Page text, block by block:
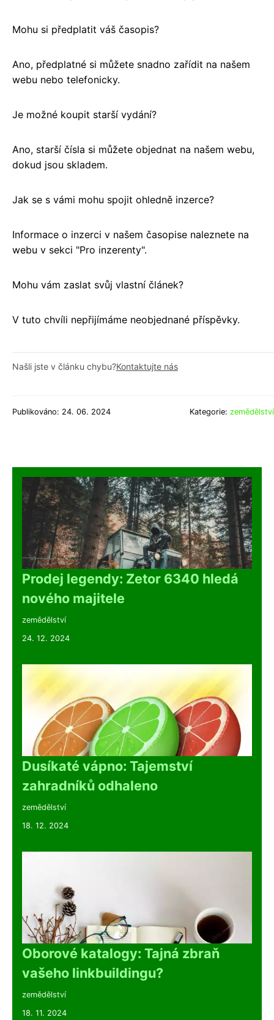
Mohu si předplatit váš časopis?
Ano, předplatné si můžete snadno zařídit na našem
webu nebo telefonicky.
Je možné koupit starší vydání?
Ano, starší čísla si můžete objednat na našem webu,
dokud jsou skladem.
Jak se s vámi mohu spojit ohledně inzerce?
Informace o inzerci v našem časopise naleznete na
webu v sekci "Pro inzerenty".
Mohu vám zaslat svůj vlastní článek?
V tuto chvíli nepřijímáme neobjednané příspěvky.
Našli jste v článku chybu?Kontaktujte nás
Publikováno: 24. 06. 2024 Kategorie: zemědělství
Prodej legendy: Zetor 6340 hledá
nového majitele
zemědělství
24. 12. 2024
Dusíkaté vápno: Tajemství
zahradníků odhaleno
zemědělství
18. 12. 2024
Oborové katalogy: Tajná zbraň
vašeho linkbuildingu?
zemědělství
18. 11. 2024